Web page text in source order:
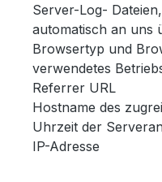
Server-Log-
automatisch an uns
Browsertyp und
verwendetes
Referrer URL
Hostname des
Uhrzeit der
IP-Adresse